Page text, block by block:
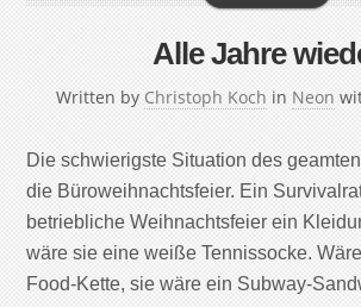
Alle Jahre
Written by Christoph Koch in Neon
Die schwierigste Situation des
die Büroweihnachtsfeier. Ein
betriebliche Weihnachtsfeier ein
wäre sie eine weiße Tennissocke.
Food-Kette, sie wäre ein Subway-